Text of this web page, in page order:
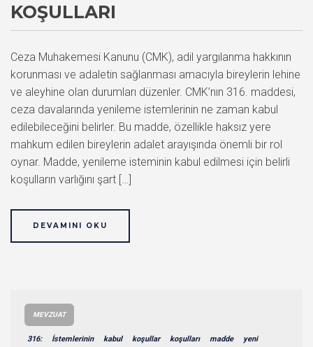
KOŞULLARI
Ceza Muhakemesi Kanunu (CMK), adil yargılanma hakkının
korunması ve adaletin sağlanması amacıyla bireylerin lehine
ve aleyhine olan durumları düzenler. CMK’nın 316. maddesi,
ceza davalarında yenileme istemlerinin ne zaman kabul
edilebileceğini belirler. Bu madde, özellikle haksız yere
mahkum edilen bireylerin adalet arayışında önemli bir rol
oynar. Madde, yenileme isteminin kabul edilmesi için belirli
koşulların varlığını şart […]
DEVAMINI OKU
MEVZUAT
316: İstemlerinin kabul koşullar koşulları madde yeni